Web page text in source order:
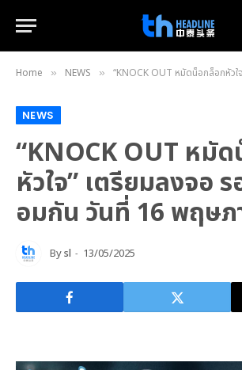
Home » NEWS » “KNOCK OUT หมัดน็อกล็อกหัวใจ” เตรียมลงจ
NEWS
“KNOCK OUT หมั
หัวใจ” เตรียมลงจอ
อมกัน วันที่ 16 พฤษภ
Bysl 13/05/2025